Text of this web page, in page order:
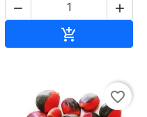
 

favorite_border